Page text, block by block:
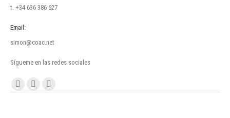
t. +34 636 386 627
Email:
simon@coac.net
Sígueme en las redes sociales
Encuéntranos en: